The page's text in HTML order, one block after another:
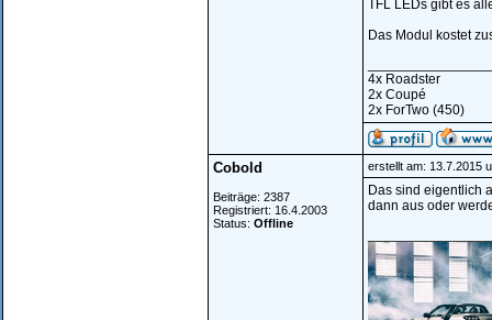
TFL LEDs gibt es
Das Modul kostet
4x Roadster
2x Coupé
2x ForTwo (450)
Cobold
Beiträge: 2387
Registriert: 16.4.2003
Status: Offline
erstellt am: 13.7.2015
Das sind eigentlich
dann aus oder